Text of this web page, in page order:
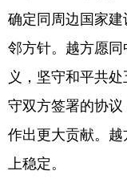
确定同周边国家建
邻方针。越方愿
义，坚守和平共
守双方签署的协
作出更大贡献。
上稳定。